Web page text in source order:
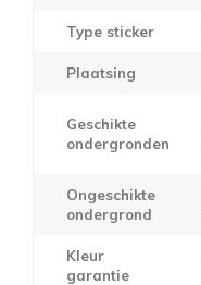
Type sticker
Plaatsing
Geschikte
ondergronden
Ongeschikte
ondergrond
Kleur
garantie